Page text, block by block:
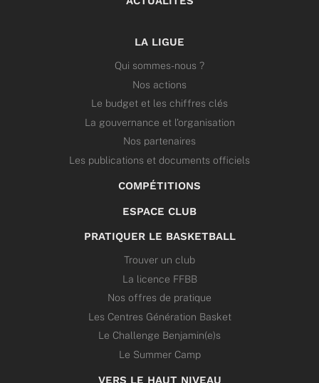
LA LIGUE
Qui sommes-nous ?
Nos actions
Le budget et les chiffres clés
La gouvernance et l’organisation
Nos partenaires
Les publications et documents officiels
COMPÉTITIONS
ESPACE CLUB
PRATIQUER LE BASKETBALL
Trouver un club
La licence FFBB
Nos offres de pratique
Les Centres Génération Basket
Le Challenge Benjamin(e)s
Le Summer Camp
VERS LE HAUT NIVEAU